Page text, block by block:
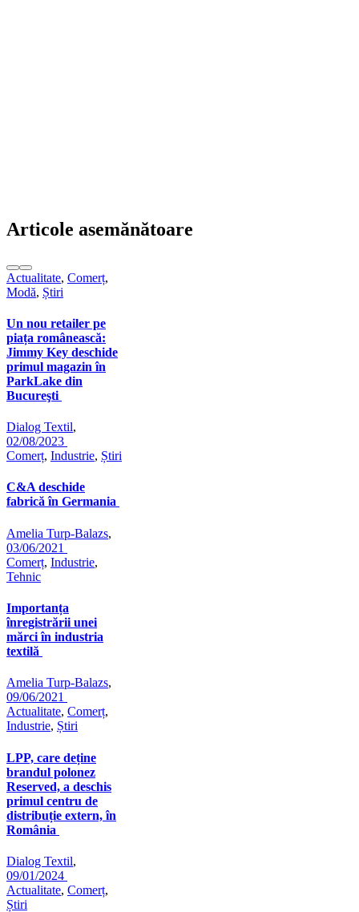
Articole asemănătoare
Actualitate, Comerț,
Modă, Știri
Un nou retailer pe
piața românească:
Jimmy Key deschide
primul magazin în
ParkLake din
Bucureşti
Dialog Textil,
02/08/2023
Comerț, Industrie, Știri
C&A deschide
fabrică în Germania
Amelia Turp-Balazs,
03/06/2021
Comerț, Industrie,
Tehnic
Importanța
înregistrării unei
mărci în industria
textilă
Amelia Turp-Balazs,
09/06/2021
Actualitate, Comerț,
Industrie, Știri
LPP, care deține
brandul polonez
Reserved, a deschis
primul centru de
distribuție extern, în
România
Dialog Textil,
09/01/2024
Actualitate, Comerț,
Știri